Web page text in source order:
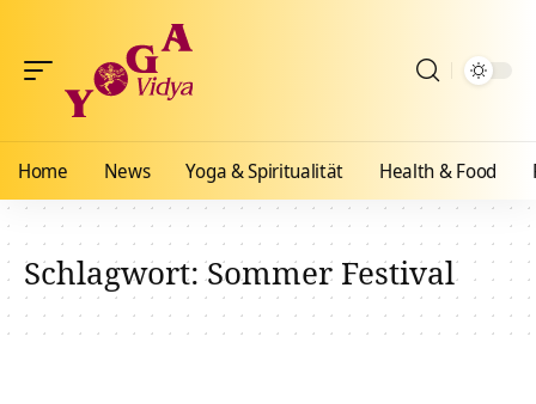
Home News Yoga & Spiritualität Health & Food
Schlagwort:Sommer Festival